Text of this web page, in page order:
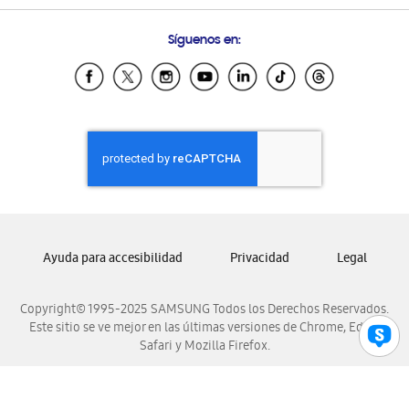
Samsung Ecuador
Samsung El Salvador
Samsung Honduras
Samsung Nicaragua
Samsung Panamá
Samsung Venezuela
Síguenos en:
Copyright© 1995-2025 SAMSUNG Todos los Derechos Reservados.
Este sitio se ve mejor en las últimas versiones de Chrome, Edge,
Safari y Mozilla Firefox.
Ayuda para accesibilidad Privacidad Legal